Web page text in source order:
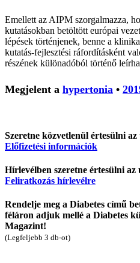
Emellett az AIPM szorgalmazza,
kutatásokban betöltött európai
lépések történjenek, benne a
kutatás-fejlesztési ráfordításként
részének különadóból történő
Megjelent a hypertonia •
Szeretne közvetlenül értesülni
Előfizetési információk
Hírlevélben szeretne értesülni
Feliratkozás hírlevélre
Rendelje meg a Diabetes című
féláron adjuk mellé a Diabetes
Magazint!
(Legfeljebb 3 db-ot)